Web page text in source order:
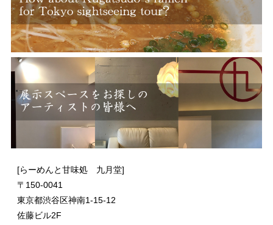
[らーめんと甘味処 九月堂]
〒 150-0041
東京都渋谷区神南1-15-12
佐藤ビル2F